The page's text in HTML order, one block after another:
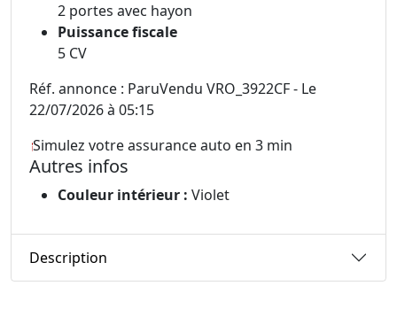
2 portes avec hayon
Puissance fiscale
5 CV
Réf. annonce : ParuVendu VRO_3922CF - Le
22/07/2026 à 05:15
Simulez votre assurance auto en 3 min
Autres infos
Couleur intérieur : Violet
Description